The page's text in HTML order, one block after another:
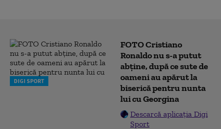
DIGI SPORT
FOTO Cristiano
Ronaldo nu s-a putut
abține, după ce sute de
oameni au apărut la
biserică pentru nunta
lui cu Georgina
Descarcă aplicația Digi
Sport